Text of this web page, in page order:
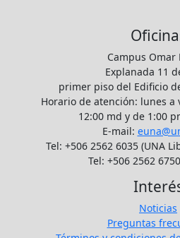
Campus Omar
Explanada 11
primer piso del Edificio
Horario de atención: lunes a
12:00 md y de 1:00
E-mail:
Tel: +506 2562 6035 (UNA
Tel: +506 2562
Noticias
Preguntas